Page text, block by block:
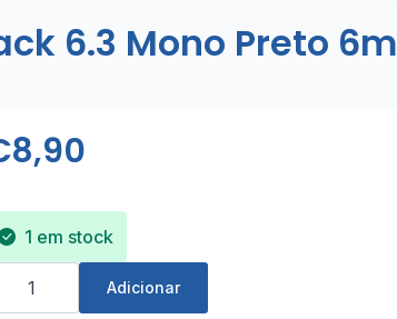
6.3 Mono Preto 6m
8,90
1 em stock
Adicionar